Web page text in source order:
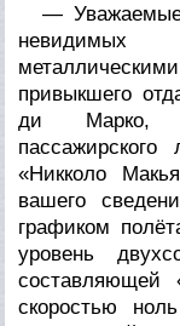
—
невидимых
привыкшего
ди Марко,
«Никколо
вашего
графиком
уровень
составляющей
скоростью